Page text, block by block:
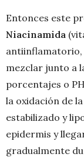
Entonces este
Niacinamida
antiinflamatorio,
mezclar junto a
porcentajes o
la oxidación de
estabilizado y
epidermis y
gradualmente